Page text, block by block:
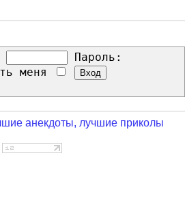
Пароль:
меня
анекдоты, лучшие приколы